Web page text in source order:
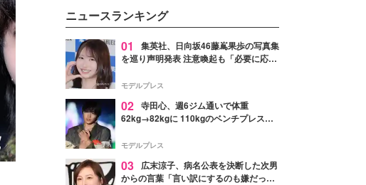
して、“髪そのものの美しさ”に改
めて注目する人が増えている様
子。今回は、そんな憧れの艶やか
な髪を日常で叶える、美容好きの
ます。
ニュースランキング
01
集英社、日向坂46藤嶌果歩の写真集
を巡り声明発表 注意喚起も「必要に応じ
モデルプレス
02 寺田心、週6ジム通いで体重
62kg→82kgに 110kgのベンチプレス持
「かっこいい」と反響
モデルプレス
03
広末涼子、病名公表を決断した次男
からの言葉「言い訳にするのも嫌だっ